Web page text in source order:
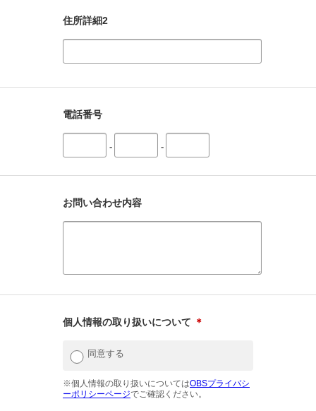
住所詳細2
電話番号
- -
お問い合わせ内容
個人情報の取り扱いについて ＊
同意する
※個人情報の取り扱いについてはOBSプライバシ
ーポリシーページでご確認ください。